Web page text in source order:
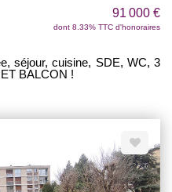
91 000 €
dont 8.33% TTC d'honoraires
séjour, cuisine, SDE, WC, 3
ET BALCON !